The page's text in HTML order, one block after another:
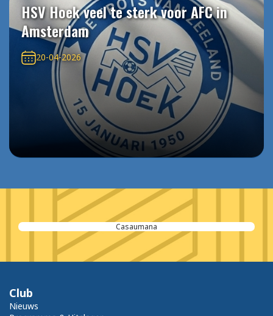
HSV Hoek veel te sterk voor AFC in
Amsterdam
20-04-2026
Casaumana
Club
Nieuws